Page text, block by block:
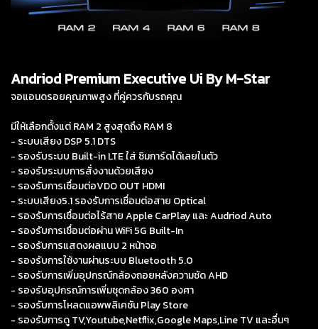
Andriod Premium Executive Ui By M-Star
จอแอนดรอยคุณภาพสูง ที่คู่ควรกับรถคุณ
มีให้เลือกตั้งแต่ RAM 2 สูงสุดถึง RAM 8
- ระบบเสียง DSP 5.1 DTS
- รองรับระบบ Built-in LTE ใส่ ซิมการ์ดได้เลยในตัว
- รองรับระบบการสั่งงานด้วยเสียง
- รองรับการเชื่อมต่อVDO OUT HDMI
- ระบบเสียง5.1 รองรับการเชื่อมต่อสาย Optical
- รองรับการเชื่อมต่อไร้สาย Apple CarPlay และ Audriod Auto
- รองรับการเชื่อมต่อผ่าน WiFi 5G Built-In
- รองรับการแสดงผลแบบ 2 หน้าจอ
- รองรับการใช้งานผ่านระบบ Bluetooth 5.0
- รองรับการเพิ่มอุปกรณ์กล้องถอยหลังความชัด AHD
- รองรับอุปกรณ์การเพิ่มชุดกล้อง 360 องศา
- รองรับการโหลดแอพพลิเคชัน Play Store
- รองรับการดู TV,Youtube,Netflix,Google Maps,Line TV และอื่นๆ